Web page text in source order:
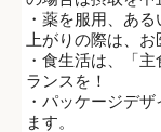
・薬を服用、あ
上がりの際は、
・食生活は、「
ランスを！
・パッケージデ
ます。